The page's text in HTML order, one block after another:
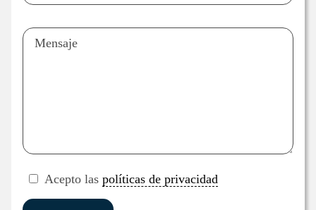
Acepto las políticas de privacidad